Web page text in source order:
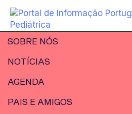
SOBRE NÓS
NOTÍCIAS
AGENDA
PAIS E AMIGOS